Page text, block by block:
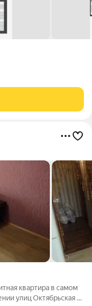
квартира в самом
улиц Октябрьская и